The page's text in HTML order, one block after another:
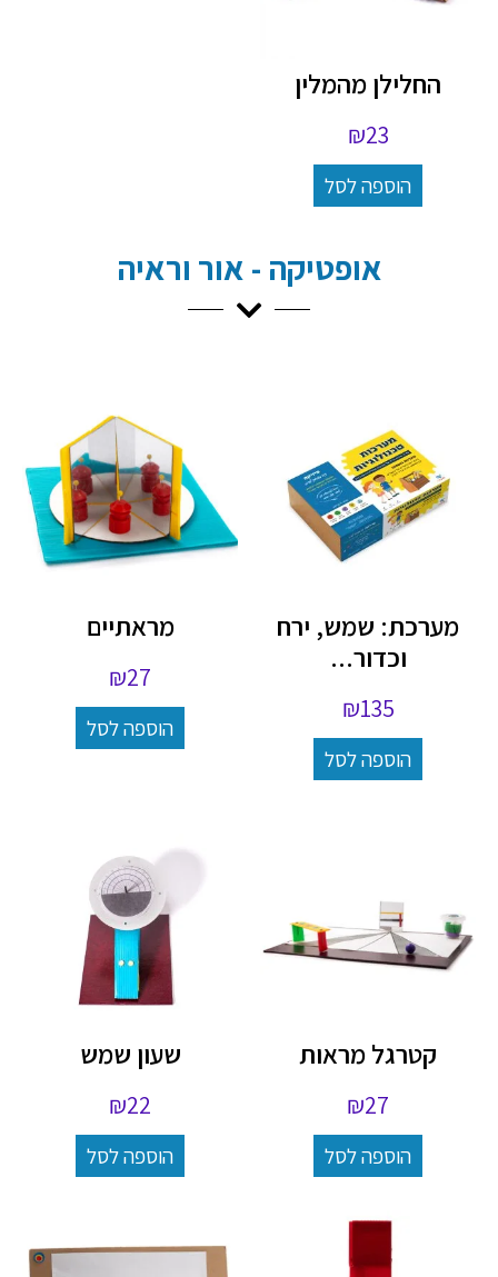
החלילן מהמלין
₪23
הוספה לסל
אופטיקה - אור וראיה
מערכת: שמש, ירח
וכדור...
₪135
הוספה לסל
מראתיים
₪27
הוספה לסל
קטרגל מראות
₪27
הוספה לסל
שעון שמש
₪22
הוספה לסל